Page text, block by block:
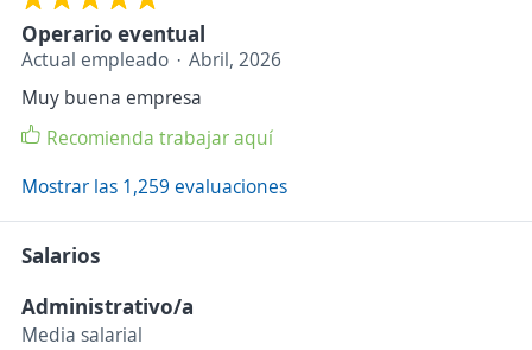
Operario eventual
Actual empleado
Abril, 2026
Muy buena empresa
Recomienda trabajar aquí
Mostrar las 1,259 evaluaciones
Salarios
Administrativo/a
Media salarial